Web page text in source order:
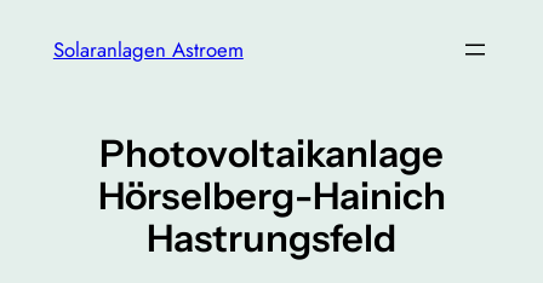
InhaltSolaranlagen Astroem
Photovoltaikanlage
Hörselberg-Hainich
Hastrungsfeld